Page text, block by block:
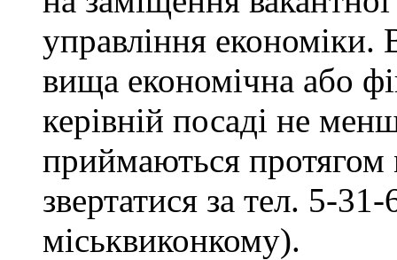
управління економіки.
вища економічна або
керівній посаді не
приймаються протягом
звертатися за тел. 5-
міськвиконкому).